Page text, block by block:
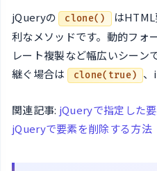
jQueryの clone()
はHTML
利なメソッドです。動的フォ
レート複製など幅広いシーン
継ぐ場合は
clone(true) 、
関連記事: jQueryで指定した
jQueryで要素を削除する方法